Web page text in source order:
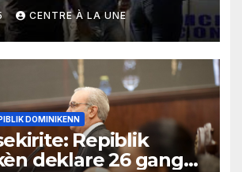
CENTRE À LA UNE
DOMINIKENN
Repiblik
deklare 26 gang